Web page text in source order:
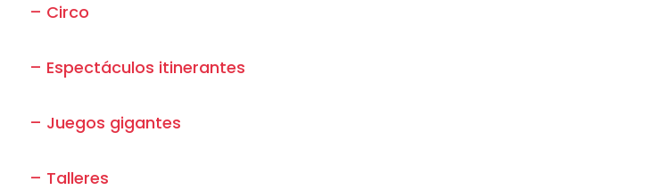
– Circo
– Espectáculos itinerantes
– Juegos gigantes
– Talleres